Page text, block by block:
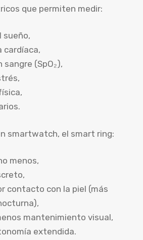
que permiten medir:
sueño,
cardíaca,
sangre (SpO₂),
smartwatch, el smart ring:
menos,
contacto con la piel (más
mantenimiento visual,
extendida.